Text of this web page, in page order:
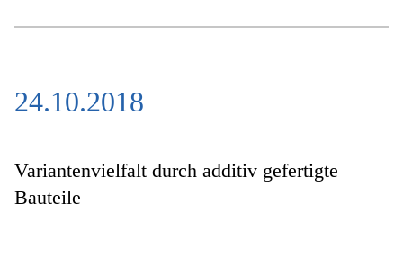
Das Technologieland
Innovationsfelder
24.10.2018
Variantenvielfalt durch additiv gefertigte
Bauteile